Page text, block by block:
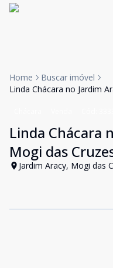
Home
Buscar imóvel
Linda Chácara no Jardim
Linda Chácara
Mogi das
Jardim Aracy, Mogi das